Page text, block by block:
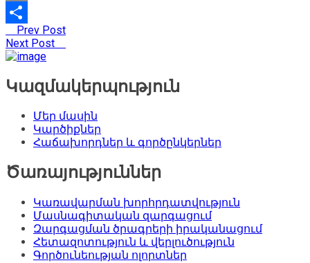
Email
Share
Prev Post
Next Post
Կազմակերպություն
Մեր մասին
Կարծիքներ
Հաճախորդներ և գործընկերներ
Ծառայություններ
Կառավարման խորհրդատվություն
Մասնագիտական զարգացում
Զարգացման ծրագրերի իրականացում
Հետազոտություն և վերլուծություն
Գործունեության ոլորտներ